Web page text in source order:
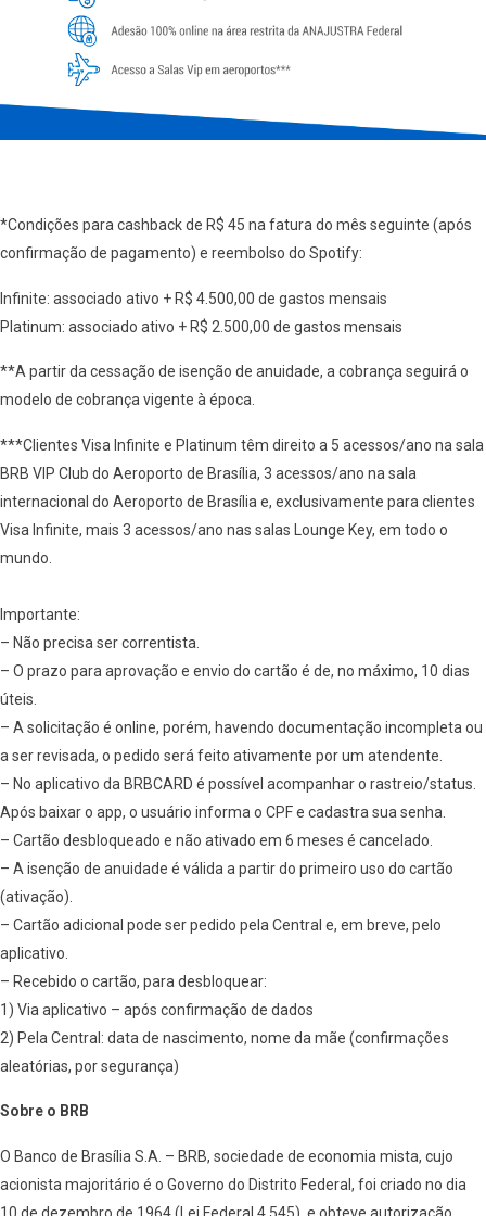
*Condições para cashback de R$ 45 na fatura do mês seguinte (após
confirmação de pagamento) e reembolso do Spotify:
Infinite: associado ativo + R$ 4.500,00 de gastos mensais
Platinum: associado ativo + R$ 2.500,00 de gastos mensais
**A partir da cessação de isenção de anuidade, a cobrança seguirá o
modelo de cobrança vigente à época.
***Clientes Visa Infinite e Platinum têm direito a 5 acessos/ano na sala
BRB VIP Club do Aeroporto de Brasília, 3 acessos/ano na sala
internacional do Aeroporto de Brasília e, exclusivamente para clientes
Visa Infinite, mais 3 acessos/ano nas salas Lounge Key, em todo o
mundo.
Importante:
– Não precisa ser correntista.
– O prazo para aprovação e envio do cartão é de, no máximo, 10 dias
úteis.
– A solicitação é online, porém, havendo documentação incompleta ou
a ser revisada, o pedido será feito ativamente por um atendente.
– No aplicativo da BRBCARD é possível acompanhar o rastreio/status.
Após baixar o app, o usuário informa o CPF e cadastra sua senha.
– Cartão desbloqueado e não ativado em 6 meses é cancelado.
– A isenção de anuidade é válida a partir do primeiro uso do cartão
(ativação).
– Cartão adicional pode ser pedido pela Central e, em breve, pelo
aplicativo.
– Recebido o cartão, para desbloquear:
1) Via aplicativo – após confirmação de dados
2) Pela Central: data de nascimento, nome da mãe (confirmações
aleatórias, por segurança)
Sobre o BRB
O Banco de Brasília S.A. – BRB, sociedade de economia mista, cujo
acionista majoritário é o Governo do Distrito Federal, foi criado no dia